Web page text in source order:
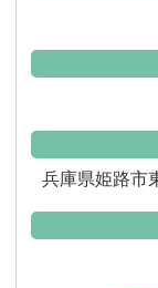
兵庫県姫路市